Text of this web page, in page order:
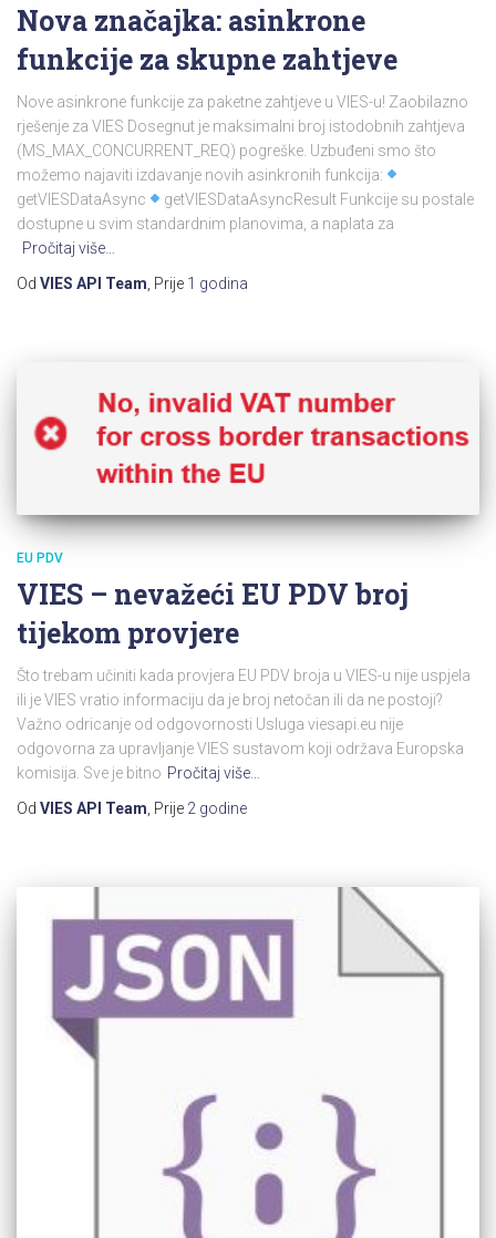
Nova značajka: asinkrone
funkcije za skupne zahtjeve
Nove asinkrone funkcije za paketne zahtjeve u VIES-u! Zaobilazno
rješenje za VIES Dosegnut je maksimalni broj istodobnih zahtjeva
(MS_MAX_CONCURRENT_REQ) pogreške. Uzbuđeni smo što
možemo najaviti izdavanje novih asinkronih funkcija:
getVIESDataAsync
getVIESDataAsyncResult Funkcije su postale
dostupne u svim standardnim planovima, a naplata za
Pročitaj više…
Od VIES API Team , Prije 1 godina
EU PDV
VIES – nevažeći EU PDV broj
tijekom provjere
Što trebam učiniti kada provjera EU PDV broja u VIES-u nije uspjela
ili je VIES vratio informaciju da je broj netočan ili da ne postoji?
Važno odricanje od odgovornosti Usluga viesapi.eu nije
odgovorna za upravljanje VIES sustavom koji održava Europska
komisija. Sve je bitno Pročitaj više…
Od VIES API Team , Prije 2 godine